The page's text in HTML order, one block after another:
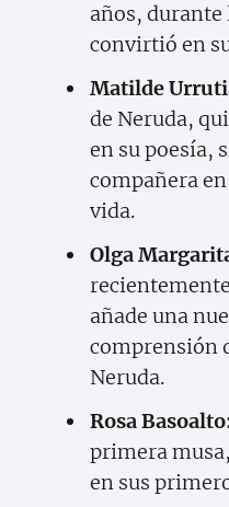
años, durante
convirtió en
Matilde
de Neruda,
en su poesía,
compañera
vida.
Olga
añade una
comprensión
Neruda.
Rosa
primera
en sus